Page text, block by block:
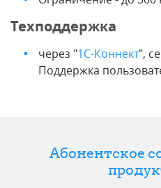
Техподдержка
через "1С-Коннект",
Поддержка
Абонентское